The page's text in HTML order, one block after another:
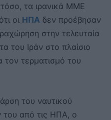
τα ιρανικά ΜΜΕ
οι ΗΠΑ δεν προέβησαν
στην τελευταία
του Ιράν στο πλαίσιο
τον τερματισμό του
του ναυτικού
του από τις ΗΠΑ, ο